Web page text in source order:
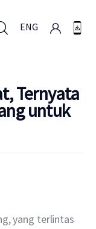
ENG
ENG
Ternyata
untuk
yang terlintas